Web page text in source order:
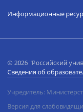
Информационные
© 2026 "Российский
Сведения об
Учредитель:
Версия для